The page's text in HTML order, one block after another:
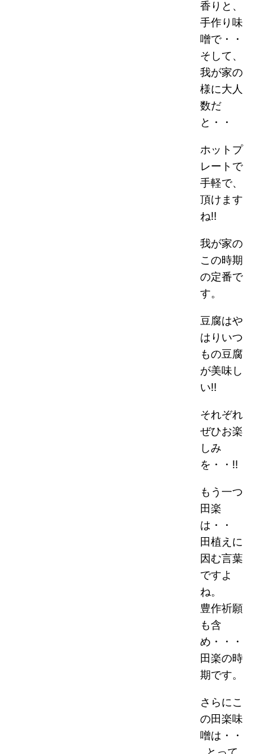
香りと、
手作り味
噌で・・
そして、
我が家の
様に大人
数だ
と・・
ホットプ
レートで
手軽で、
頂けます
ね!!
我が家の
この時期
の定番で
す。
豆腐はや
はりいつ
もの豆腐
が美味し
い!!
それぞれ
ぜひお楽
しみ
を・・!!
もう一つ
田楽
は・・
田植えに
因む言葉
ですよ
ね。
豊作祈願
も含
め・・・
田楽の時
期です。
さらにこ
の田楽味
噌は・・